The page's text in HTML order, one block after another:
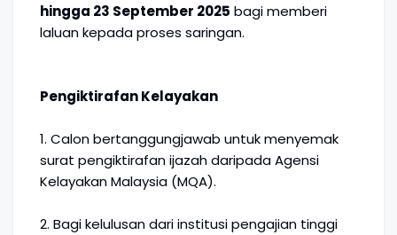
hingga 23 September 2025 bagi memberi
laluan kepada proses saringan.
Pengiktirafan Kelayakan
1. Calon bertanggungjawab untuk menyemak
surat pengiktirafan ijazah daripada Agensi
Kelayakan Malaysia (MQA).
2. Bagi kelulusan dari institusi pengajian tinggi